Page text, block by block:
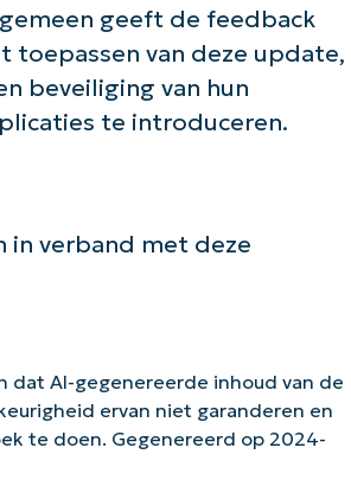
geeft de feedback
toepassen van deze update,
beveiliging van hun
te introduceren.
in verband met deze
dat AI-gegenereerde inhoud van de
ervan niet garanderen en
te doen. Gegenereerd op 2024-